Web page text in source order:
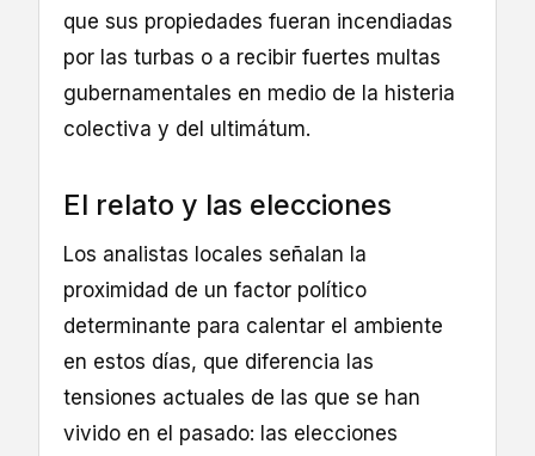
que sus propiedades fueran incendiadas
por las turbas o a recibir fuertes multas
gubernamentales en medio de la histeria
colectiva y del ultimátum.
El relato y las elecciones
Los analistas locales señalan la
proximidad de un factor político
determinante para calentar el ambiente
en estos días, que diferencia las
tensiones actuales de las que se han
vivido en el pasado: las elecciones